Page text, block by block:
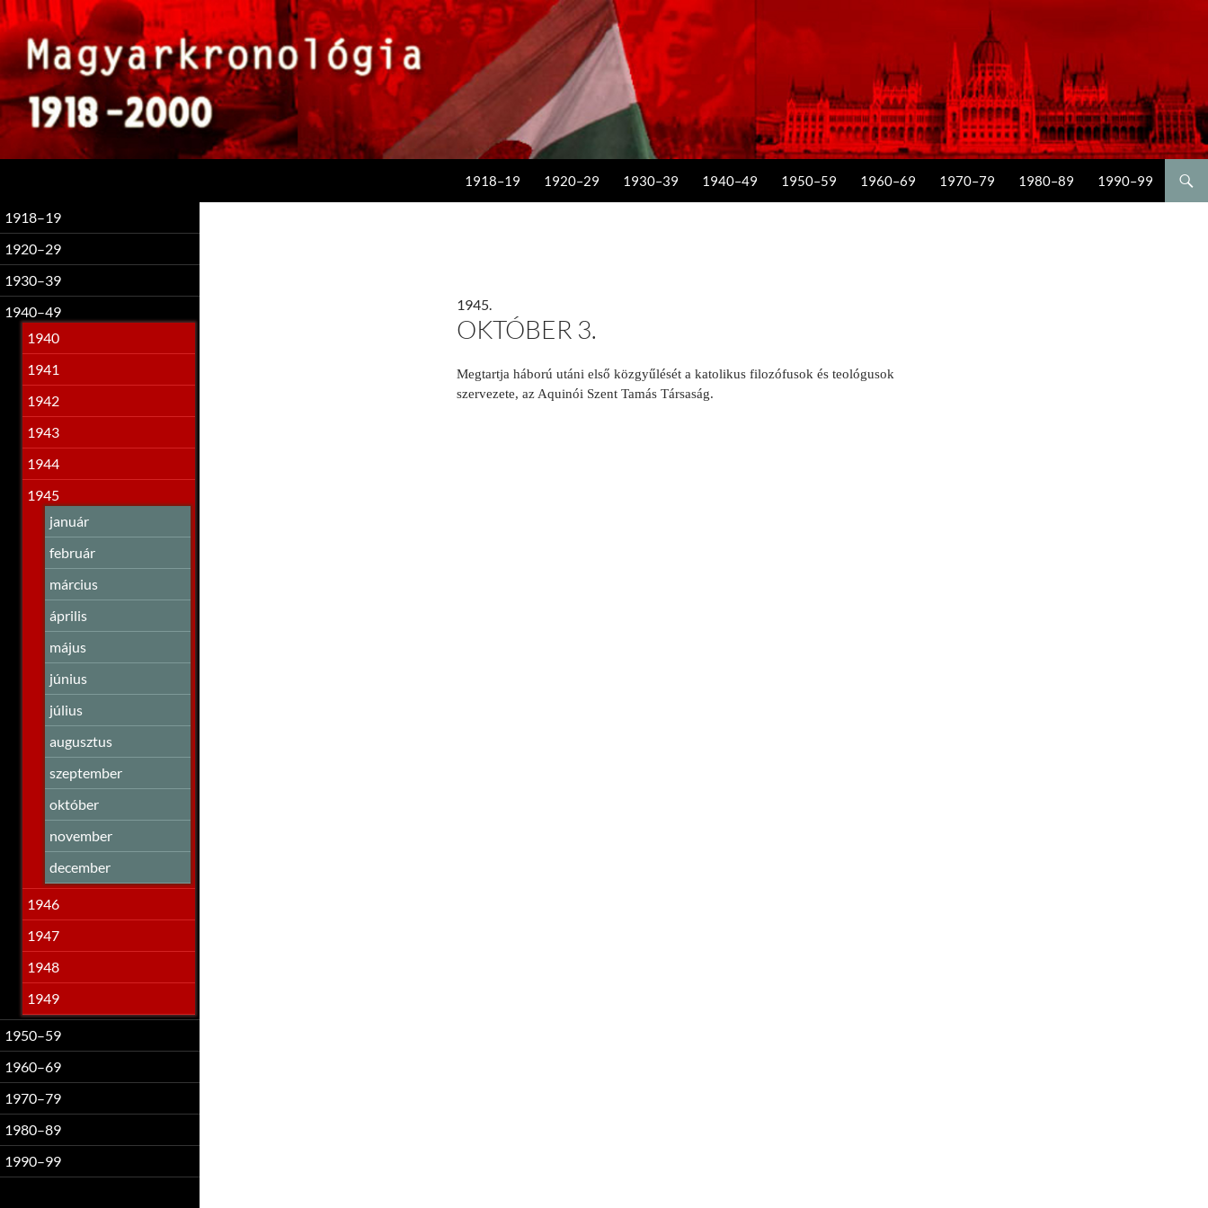
1918–19 1920–29 1930–39 1940–49 1950–59 1960–69 1970–79 1980–89 1990–99
1945.
OKTÓBER 3.
Megtartja háború utáni első közgyűlését a katolikus filozófusok és teológusok
szervezete, az Aquinói Szent Tamás Társaság.
1918–19
1920–29
1930–39
1940–49
1940
1941
1942
1943
1944
1945
január
február
március
április
május
június
július
augusztus
szeptember
október
november
december
1946
1947
1948
1949
1950–59
1960–69
1970–79
1980–89
1990–99